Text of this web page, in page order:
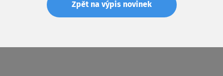
Zpět na výpis novinek